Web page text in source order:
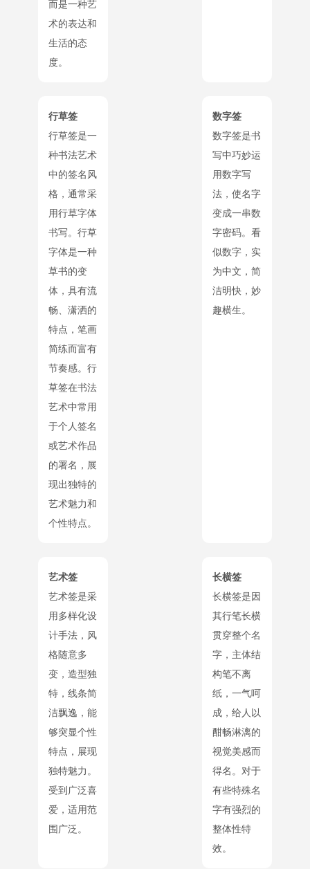
而是一种艺
术的表达和
生活的态
度。
行草签
行草签是一
种书法艺术
中的签名风
格，通常采
用行草字体
书写。行草
字体是一种
草书的变
体，具有流
畅、潇洒的
特点，笔画
简练而富有
节奏感。行
草签在书法
艺术中常用
于个人签名
或艺术作品
的署名，展
现出独特的
艺术魅力和
个性特点。
数字签
数字签是书
写中巧妙运
用数字写
法，使名字
变成一串数
字密码。看
似数字，实
为中文，简
洁明快，妙
趣横生。
艺术签
艺术签是采
用多样化设
计手法，风
格随意多
变，造型独
特，线条简
洁飘逸，能
够突显个性
特点，展现
独特魅力。
受到广泛喜
爱，适用范
围广泛。
长横签
长横签是因
其行笔长横
贯穿整个名
字，主体结
构笔不离
纸，一气呵
成，给人以
酣畅淋漓的
视觉美感而
得名。对于
有些特殊名
字有强烈的
整体性特
效。